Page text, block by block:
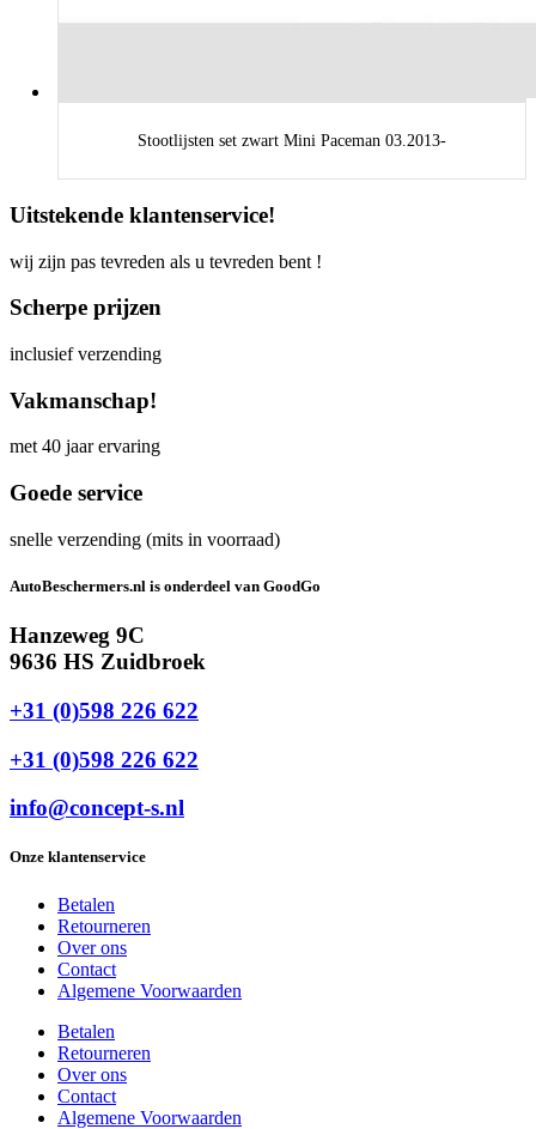
Stootlijsten set zwart Mini Paceman 03.2013-
Uitstekende klantenservice!
wij zijn pas tevreden als u tevreden bent !
Scherpe prijzen
inclusief verzending
Vakmanschap!
met 40 jaar ervaring
Goede service
snelle verzending (mits in voorraad)
AutoBeschermers.nl is onderdeel van GoodGo
Hanzeweg 9C
9636 HS Zuidbroek
+31 (0)598 226 622
+31 (0)598 226 622
info@concept-s.nl
Onze klantenservice
Betalen
Retourneren
Over ons
Contact
Algemene Voorwaarden
Betalen
Retourneren
Over ons
Contact
Algemene Voorwaarden